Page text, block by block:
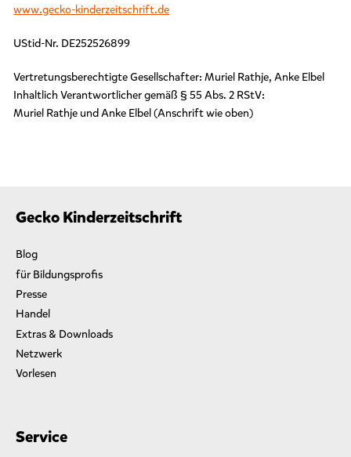
e
s
m
www.gecko-kinderzeitschrift.de
UStid-Nr. DE252526899
Vertretungsberechtigte Gesellschafter: Muriel Rathje, Anke Elbel
Inhaltlich Verantwortlicher gemäß § 55 Abs. 2 RStV:
Muriel Rathje und Anke Elbel (Anschrift wie oben)
Gecko Kinderzeitschrift
Blog
für Bildungsprofis
Presse
Handel
Extras & Downloads
Netzwerk
Vorlesen
Service